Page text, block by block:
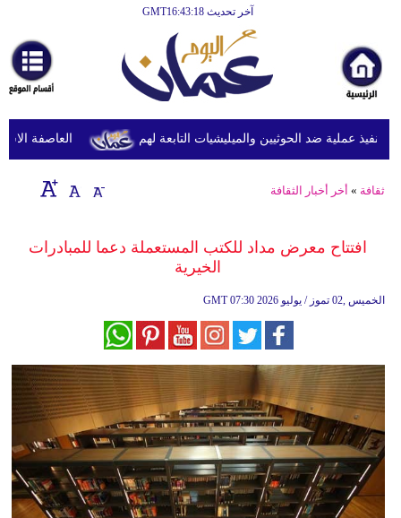
آخر تحديث GMT16:43:18
أخبارعاجلة
رياضة
ثقافة
إقتصاد
وموسيقى
سياحة
وسفر
ديكور
أخبار
العاصفة عملية ضد الحوثيين والميليشيات التابعة لهم
ثقافة » أخر أخبار الثقافة
افتتاح معرض مداد للكتب المستعملة دعما للمبادرات
الخيرية
GMT 07:30 2026 الخميس ,02 تموز / يوليو